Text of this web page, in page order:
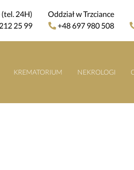
(tel. 24H)
25 99
Oddział w Trzciance
+48 697 980 508
KREMATORIUM NEKROLOGI